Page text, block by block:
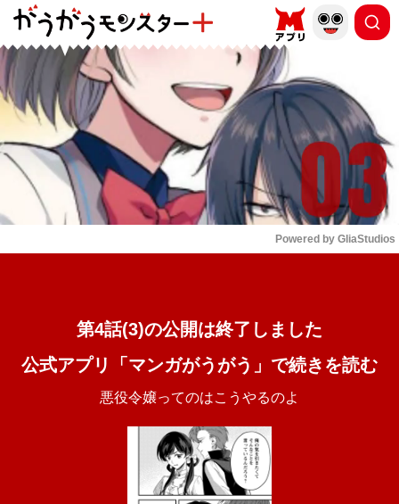
もっと読む
Powered by GliaStudios
第4話(3)の公開は終了しました
公式アプリ「マンガがうがう」で続きを読む
悪役令嬢ってのはこうやるのよ